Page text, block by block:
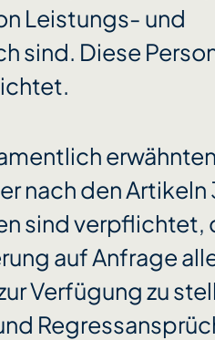
Leistungs- und
sind. Diese
erwähnten
nach den Artikeln
sind verpflichtet,
auf Anfrage
Verfügung zu